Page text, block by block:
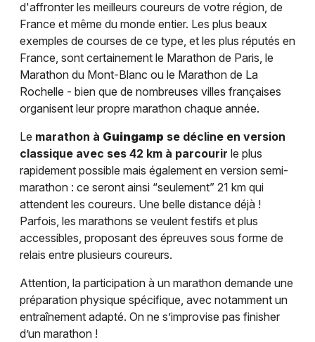
d'affronter les meilleurs coureurs de votre région, de
France et même du monde entier. Les plus beaux
exemples de courses de ce type, et les plus réputés en
France, sont certainement le Marathon de Paris, le
Marathon du Mont-Blanc ou le Marathon de La
Rochelle - bien que de nombreuses villes françaises
organisent leur propre marathon chaque année.
Le marathon à Guingamp se décline en version
classique avec ses 42 km à parcourir le plus
rapidement possible mais également en version semi-
marathon : ce seront ainsi “seulement” 21 km qui
attendent les coureurs. Une belle distance déjà !
Parfois, les marathons se veulent festifs et plus
accessibles, proposant des épreuves sous forme de
relais entre plusieurs coureurs.
Attention, la participation à un marathon demande une
préparation physique spécifique, avec notamment un
entraînement adapté. On ne s’improvise pas finisher
d’un marathon !